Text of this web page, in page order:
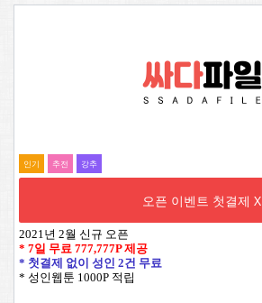
인기 추전 강추
오픈 이벤트 첫결제 X
2021년 2월 신규 오픈
* 7일 무료 777,777P제공
* 첫결제 없이 성인 2건 무료
* 성인웹툰 1000P 적립